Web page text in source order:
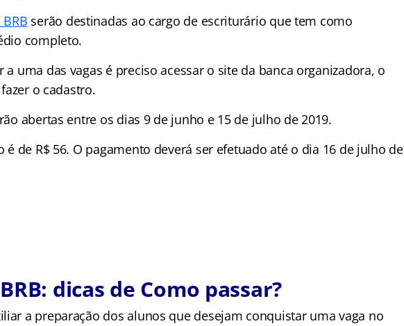
serão destinadas ao cargo de escriturário que tem como
completo.
a uma das vagas é preciso acessar o site da banca organizadora, o
o cadastro.
abertas entre os dias 9 de junho e 15 de julho de 2019.
é de R$ 56. O pagamento deverá ser efetuado até o dia 16 de julho de
dicas de Como passar?
a preparação dos alunos que desejam conquistar uma vaga no